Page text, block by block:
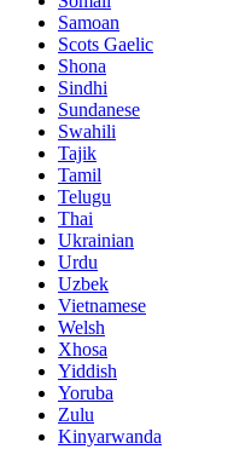
Samoan
Scots Gaelic
Shona
Sindhi
Sundanese
Swahili
Tajik
Tamil
Telugu
Thai
Ukrainian
Urdu
Uzbek
Vietnamese
Welsh
Xhosa
Yiddish
Yoruba
Zulu
Kinyarwanda